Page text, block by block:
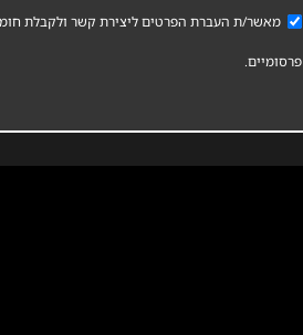
מאשר/ת העברת הפרטים ליצירת קשר ולקבלת
פרסומיים.